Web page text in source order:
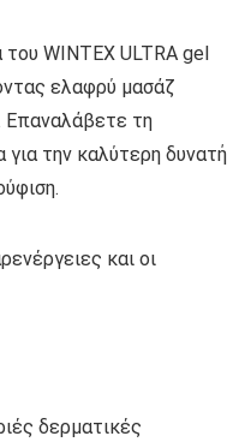
WINTEX ULTRA gel
ελαφρύ μασάζ
Επαναλάβετε τη
για την καλύτερη δυνατή
και οι
δερματικές